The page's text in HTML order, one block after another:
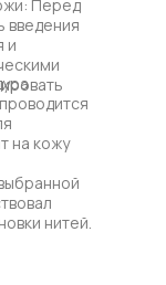
Перед
введения
и
на кожу
нитей.